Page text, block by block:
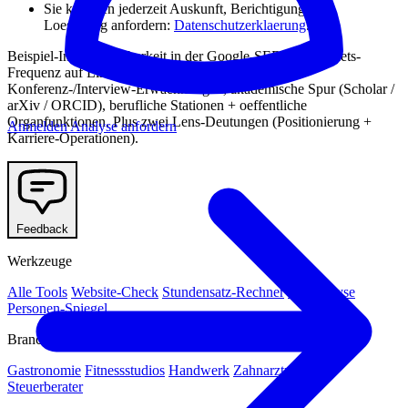
Anmelden Analyse anfordern
Sie koennen jederzeit Auskunft, Berichtigung oder
Loeschung anfordern: Datenschutzerklaerung.
Beispiel-Inhalt: Sichtbarkeit in der Google-SERP, Aktivitaets-
Frequenz auf LinkedIn / GitHub / X / Bluesky,
Konferenz-/Interview-Erwaehnungen, akademische Spur (Scholar /
arXiv / ORCID), berufliche Stationen + oeffentliche
Organfunktionen. Plus zwei Lens-Deutungen (Positionierung +
Karriere-Operationen).
Feedback
Werkzeuge
Alle Tools Website-Check Stundensatz-Rechner
KI-Analyse
Personen-Spiegel
Branchen
Gastronomie Fitnessstudios Handwerk Zahnarztpraxen
Steuerberater